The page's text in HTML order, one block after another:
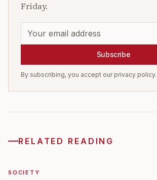
Friday.
Subscribe
By subscribing, you accept our privacy policy.
RELATED READING
SOCIETY